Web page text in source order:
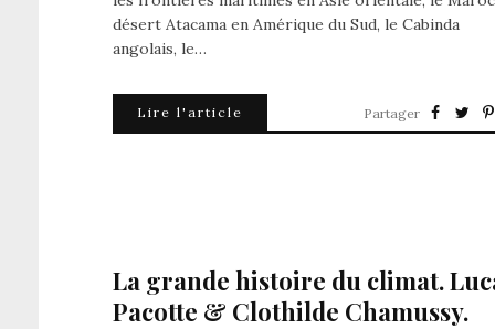
désert Atacama en Amérique du Sud, le Cabinda
angolais, le…
Lire l'article Partager
La grande histoire du climat.
Pacotte & Clothilde Chamussy.